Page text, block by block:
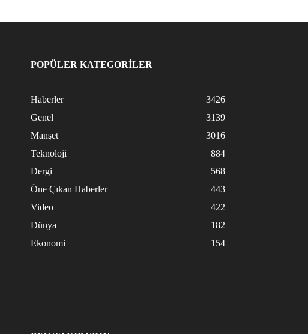
POPÜLER KATEGORİLER
Haberler
3426
Genel
3139
Manşet
3016
Teknoloji
884
Dergi
568
Öne Çıkan Haberler
443
Video
422
Dünya
182
Ekonomi
154